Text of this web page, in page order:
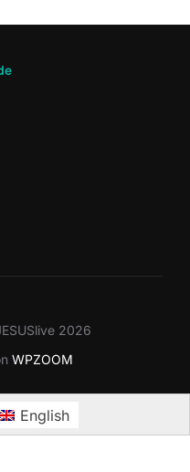
2026
WPZOOM
English